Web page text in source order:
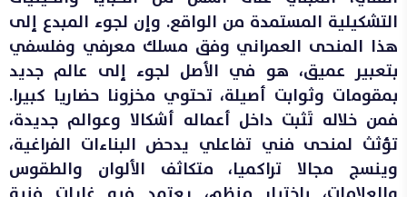
التشكيلية المستمدة من الواقع. وإن لجوء المبدع إلى
هذا المنحى العمراني وفق مسلك معرفي وفلسفي
بتعبير عميق، هو في الأصل لجوء إلى عالم جديد
بمقومات وثوابت أصيلة، تحتوي مخزونا حضاريا كبيرا.
فمن خلاله تَثبت داخل أعماله أشكالا وعوالم جديدة،
تؤثث لمنحى فني تفاعلي يدحض البناءات الفراغية،
وينسج مجالا تراكميا، متكاثف الألوان والطقوس